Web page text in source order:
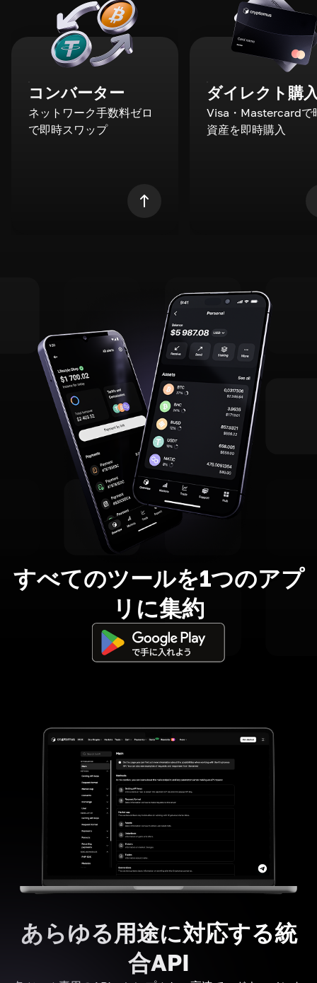
コンバーター
ネットワーク手数料ゼロ
で即時スワップ
ダイレクト購
Visa・Mastercardで
資産を即時購入
すべてのツールを1つのアプ
リに集約
あらゆる用途に対応する統
合API